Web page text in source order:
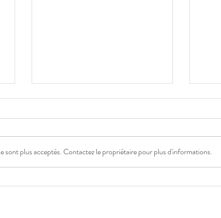
sont plus acceptés. Contactez le propriétaire pour plus d'informations.